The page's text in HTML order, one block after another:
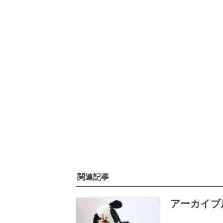
関連記事
アーカイ